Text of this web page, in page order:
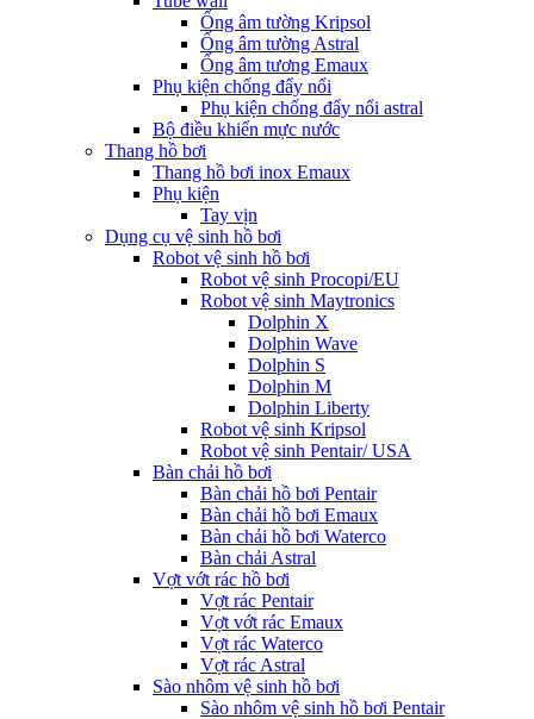
Ống âm tường Kripsol
Ống âm tường Astral
Ống âm tương Emaux
Phụ kiện chống đẩy nổi
Phụ kiện chống đẩy nổi astral
Bộ điều khiển mực nước
Thang hồ bơi
Thang hồ bơi inox Emaux
Phụ kiện
Tay vịn
Dụng cụ vệ sinh hồ bơi
Robot vệ sinh hồ bơi
Robot vệ sinh Procopi/EU
Robot vệ sinh Maytronics
Dolphin X
Dolphin Wave
Dolphin S
Dolphin M
Dolphin Liberty
Robot vệ sinh Kripsol
Robot vệ sinh Pentair/ USA
Bàn chải hồ bơi
Bàn chải hồ bơi Pentair
Bàn chải hồ bơi Emaux
Bàn chải hồ bơi Waterco
Bàn chải Astral
Vợt vớt rác hồ bơi
Vợt rác Pentair
Vợt vớt rác Emaux
Vợt rác Waterco
Vợt rác Astral
Sào nhôm vệ sinh hồ bơi
Sào nhôm vệ sinh hồ bơi Pentair